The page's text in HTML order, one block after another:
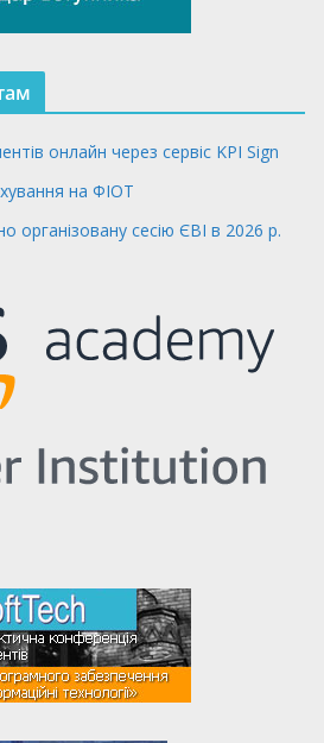
онлайн через сервіс KPI Sign
на ФІОТ
організовану сесію ЄВІ в 2026 р.